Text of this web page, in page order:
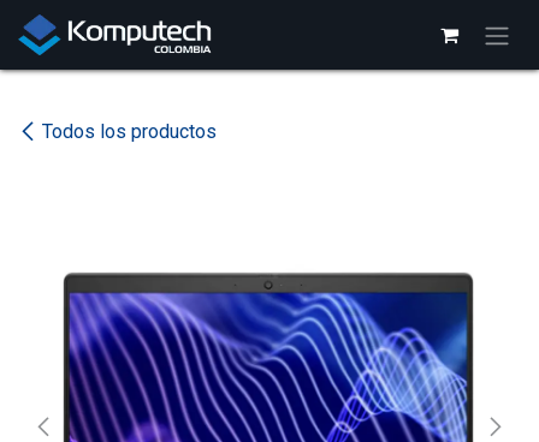
Ir al contenido
Todos los productos